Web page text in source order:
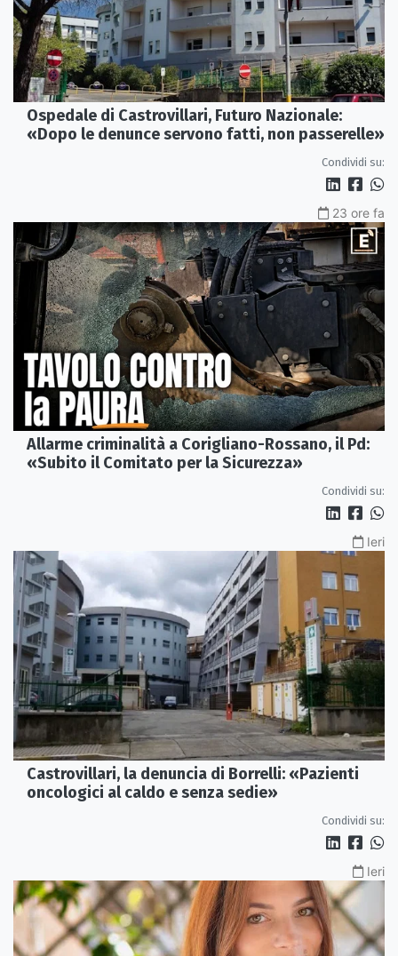
Ospedale di Castrovillari, Futuro Nazionale:
«Dopo le denunce servono fatti, non passerelle»
Condividi su:
23 ore fa
Allarme criminalità a Corigliano-Rossano, il Pd:
«Subito il Comitato per la Sicurezza»
Condividi su:
Ieri
Castrovillari, la denuncia di Borrelli: «Pazienti
oncologici al caldo e senza sedie»
Condividi su:
Ieri